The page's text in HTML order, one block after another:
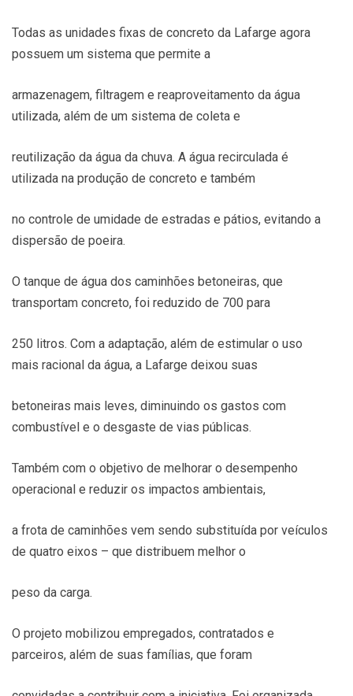
Todas as unidades fixas de concreto da Lafarge agora
possuem um sistema que permite a
armazenagem, filtragem e reaproveitamento da água
utilizada, além de um sistema de coleta e
reutilização da água da chuva. A água recirculada é
utilizada na produção de concreto e também
no controle de umidade de estradas e pátios, evitando a
dispersão de poeira.
O tanque de água dos caminhões betoneiras, que
transportam concreto, foi reduzido de 700 para
250 litros. Com a adaptação, além de estimular o uso
mais racional da água, a Lafarge deixou suas
betoneiras mais leves, diminuindo os gastos com
combustível e o desgaste de vias públicas.
Também com o objetivo de melhorar o desempenho
operacional e reduzir os impactos ambientais,
a frota de caminhões vem sendo substituída por veículos
de quatro eixos – que distribuem melhor o
peso da carga.
O projeto mobilizou empregados, contratados e
parceiros, além de suas famílias, que foram